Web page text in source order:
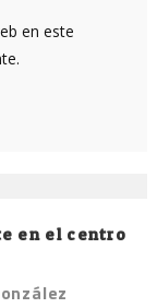
en este
en el centro